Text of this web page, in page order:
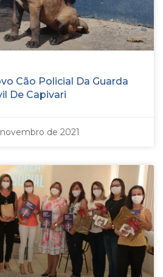
Cão Policial Da Guarda
De Capivari
de 2021